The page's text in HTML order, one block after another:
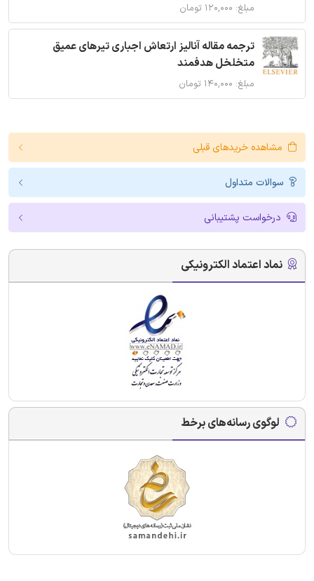
مبلغ: ۱۲۰,۰۰۰ تومان
ترجمه مقاله آنالیز ارتعاش اجباری تیرهای عمیق
متخلخل هدفمند
مبلغ: ۱۴۰,۰۰۰ تومان
مشاهده خریدهای قبلی
سوالات متداول
درخواست پشتیبانی
نماد اعتماد الکترونیکی
لوگوی رسانه‌های برخط